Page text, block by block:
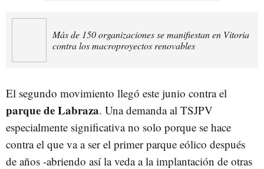
Más de 150 organizaciones se manifiestan en Vitoria
contra los macroproyectos renovables
El segundo movimiento llegó este junio contra el
parque de Labraza. Una demanda al TSJPV
especialmente significativa no solo porque se hace
contra el que va a ser el primer parque eólico después
de años -abriendo así la veda a la implantación de otras